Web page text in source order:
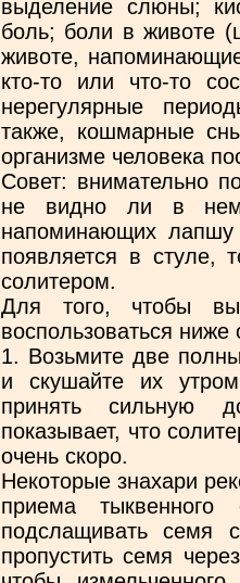
выделение слюны;
боль; боли в животе
животе,
кто-то или что-то
нерегулярные
также, кошмарные
организме человека
Совет: внимательно
не видно ли в нем
напоминающих
появляется в стуле,
солитером.
Для того, чтобы
воспользоваться
1. Возьмите две
и скушайте их
принять сильную
показывает, что
очень скоро.
Некоторые знахари
приема тыквенного
подслащивать семя
пропустить семя